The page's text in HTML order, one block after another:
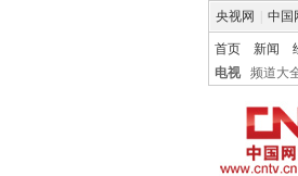
央视网 中国
首页 新闻
电视
频道大